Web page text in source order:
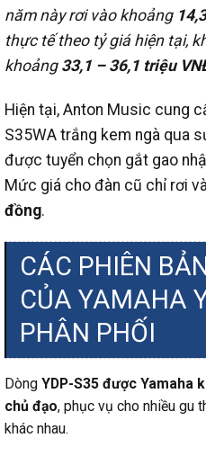
năm này rơi vào khoảng
thực tế theo tỷ giá hiện tại,
khoảng 33,1 – 36,1 triệu
Hiện tại, Anton Music cung
S35WA trắng kem ngà qua
được tuyển chọn gắt gao
Mức giá cho đàn cũ chỉ rơi
đồng.
CÁC PHIÊN
CỦA YAMAHA
PHÂN PHỐI
Dòng YDP-S35 được Yamaha
chủ đạo, phục vụ cho nhiều gu
khác nhau.